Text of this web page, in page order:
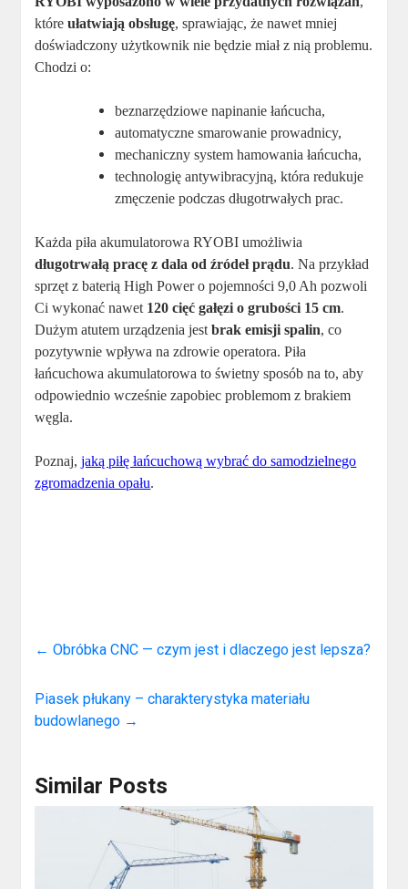
któreułatwiają obsługę, sprawiając, że nawet mniej
doświadczony użytkownik nie będzie miał z nią problemu.
Chodzi o:
beznarzędziowe napinanie łańcucha,
automatyczne smarowanie prowadnicy,
mechaniczny system hamowania łańcucha,
technologię antywibracyjną, która redukuje
zmęczenie podczas długotrwałych prac.
Każda piła akumulatorowa RYOBI umożliwia
długotrwałą pracę z dala od źródeł prądu. Na przykład
sprzęt z baterią High Power o pojemności 9,0 Ah pozwoli
Ci wykonać nawet 120 cięć gałęzi o grubości 15 cm.
Dużym atutem urządzenia jestbrak emisji spalin, co
pozytywnie wpływa na zdrowie operatora. Piła
łańcuchowa akumulatorowa to świetny sposób na to, aby
odpowiednio wcześnie zapobiec problemom z brakiem
węgla.
Poznaj,jaką piłę łańcuchową wybrać do samodzielnego
zgromadzenia opału.
← Obróbka CNC — czym jest i dlaczego jest lepsza?
Piasek płukany – charakterystyka materiału
budowlanego →
Similar Posts